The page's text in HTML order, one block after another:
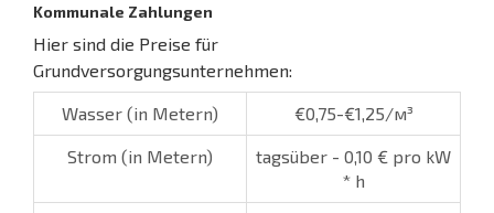
Kommunale Zahlungen
Hier sind die Preise für
Grundversorgungsunternehmen:
Wasser (in Metern) €0,75-€1,25/м³
Strom (in Metern)
tagsüber - 0,10 € pro kW
* h